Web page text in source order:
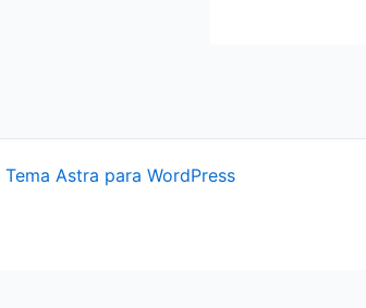
Tema Astra para WordPress